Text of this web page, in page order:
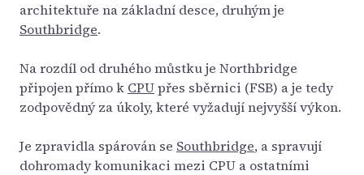
architektuře na základní desce, druhým je
Southbridge.
Na rozdíl od druhého můstku je Northbridge
připojen přímo k CPUpřes sběrnici (FSB) a je tedy
zodpovědný za úkoly, které vyžadují nejvyšší výkon.
Je zpravidla spárován se Southbridge, a spravují
dohromady komunikaci mezi CPU a ostatními